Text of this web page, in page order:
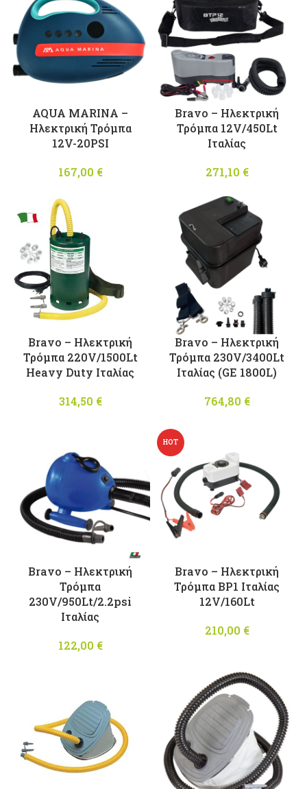
AQUA MARINA –
Ηλεκτρική Τρόμπα
12V-20PSI
167,00 €
Bravo – Ηλεκτρική
Τρόμπα 12V/450Lt
Ιταλίας
271,10 €
Bravo – Ηλεκτρική
Τρόμπα 220V/1500Lt
Heavy Duty Ιταλίας
314,50 €
Bravo – Ηλεκτρική
Τρόμπα 230V/3400Lt
Ιταλίας (GE 1800L)
764,80 €
Bravo – Ηλεκτρική
Τρόμπα
230V/950Lt/2.2psi
Ιταλίας
122,00 €
HOT
Bravo – Ηλεκτρική
Τρόμπα BP1 Ιταλίας
12V/160Lt
210,00 €